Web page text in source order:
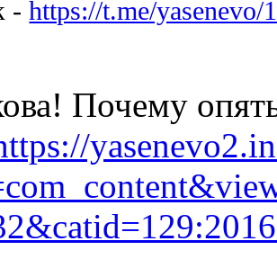
-https://t.me/yasenevo/
Почему